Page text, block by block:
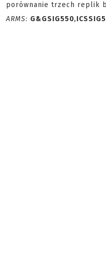
porównanie trzech replik
ARMS: G&GSIG550,ICS